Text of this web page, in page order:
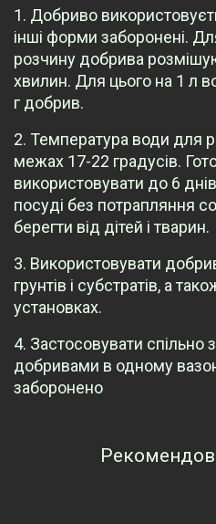
1. Добриво
інші форми заборонені.
розчину добрива
хвилин. Для цього на 1 л
г добрив.
2. Температура води для
межах 17-22 градусів.
використовувати до 6
посуді без потрапляння
берегти від дітей і тварин.
3. Використовувати
грунтів і субстратів, а
установках.
4. Застосовувати спільно
добривами в одному
заборонено